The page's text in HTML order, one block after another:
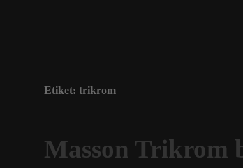
Etiket: trikrom
Masson Trikrom